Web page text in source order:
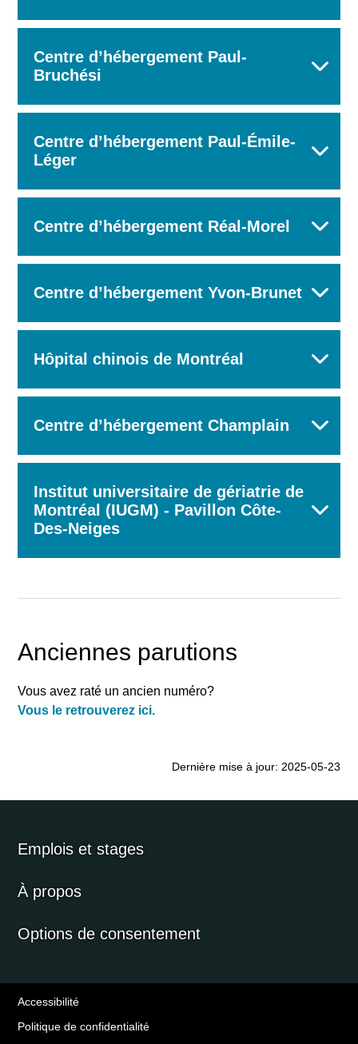
Centre d’hébergement Paul-
Bruchési
Centre d’hébergement Paul-Émile-
Léger
Centre d’hébergement Réal-Morel
Centre d’hébergement Yvon-Brunet
Hôpital chinois de Montréal
Centre d’hébergement Champlain
Institut universitaire de gériatrie de
Montréal (IUGM) - Pavillon Côte-
Des-Neiges
Anciennes parutions
Vous avez raté un ancien numéro?
Vous le retrouverez ici.
Dernière mise à jour: 2025-05-23
Emplois et stages
À propos
Options de consentement
Accessibilité
Politique de confidentialité